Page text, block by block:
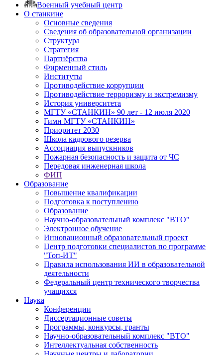
Военный учебный центр
О станкине
Основные сведения
Сведения об образовательной организации
Структура
Стратегия
Партнёрства
Фирменный стиль
Институты
Противодействие коррупции
Противодействие терроризму и экстремизму
История университета
МГТУ «СТАНКИН» 90 лет - 12 июля 2020
Гимн МГТУ «СТАНКИН»
Приоритет 2030
Школа кадрового резерва
Ассоциация выпускников
Пожарная безопасность и защита от ЧС
Передовая инженерная школа
ФИП
Образование
Повышение квалификации
Подготовка к поступлению
Образование
Научно-образовательный комплекс "ВТО"
Электронное обучение
Инновационный образовательный проект
Центр подготовки специалистов по программе
"Топ-ИТ"
Правила использования ИИ в образовательной
деятельности
Федеральный центр технического творчества
учащихся
Наука
Конференции
Диссертационные советы
Программы, конкурсы, гранты
Научно-образовательный комплекс "ВТО"
Интеллектуальная собственность